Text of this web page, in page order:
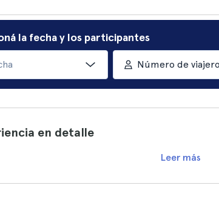
la fecha y los participantes
Número de
en detalle
Leer más